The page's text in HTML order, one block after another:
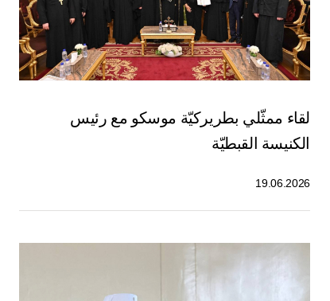
لقاء ممثّلي بطريركيّة موسكو مع رئيس
الكنيسة القبطيّة
19.06.2026